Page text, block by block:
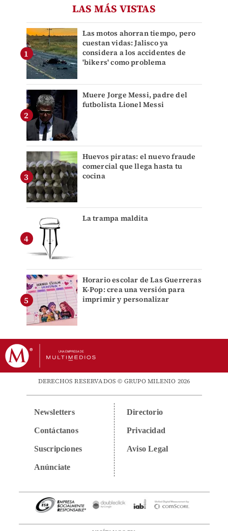
LAS MÁS VISTAS
Las motos ahorran tiempo, pero
cuestan vidas: Jalisco ya
considera a los accidentes de
'bikers' como problema
Muere Jorge Messi, padre del
futbolista Lionel Messi
Huevos piratas: el nuevo fraude
comercial que llega hasta tu
cocina
La trampa maldita
Horario escolar de Las Guerreras
K-Pop: crea una versión para
imprimir y personalizar
DERECHOS RESERVADOS © GRUPO MILENIO 2026
Newsletters
Contáctanos
Suscripciones
Anúnciate
Directorio
Privacidad
Aviso Legal